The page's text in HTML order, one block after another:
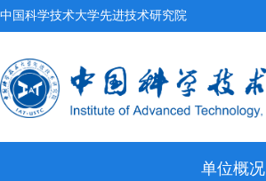
中国科学技术大学先进技术研究院
单位概况